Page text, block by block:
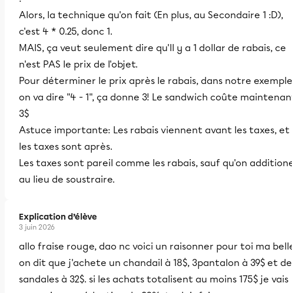
Alors, la technique qu'on fait (En plus, au Secondaire 1 :D),
c'est 4 * 0.25, donc 1.
MAIS, ça veut seulement dire qu'Il y a 1 dollar de rabais, ce
n'est PAS le prix de l'objet.
Pour déterminer le prix après le rabais, dans notre
on va dire "4 - 1", ça donne 3! Le sandwich coûte
3$
Astuce importante: Les rabais viennent avant les taxes, et
les taxes sont après.
Les taxes sont pareil comme les rabais, sauf qu'on
au lieu de soustraire.
Explication d’élève
3 juin 2026
allo fraise rouge, dao nc voici un raisonner pour toi ma
on dit que j'achete un chandail à 18$, 3pantalon à 39$ et
sandales à 32$. si les achats totalisent au moins 175$ je vais